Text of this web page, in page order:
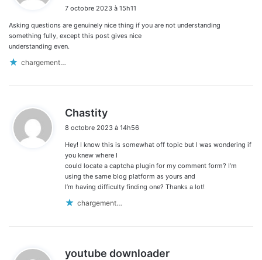
t
:
7 octobre 2023 à 15h11
Asking questions are genuinely nice thing if you are not understanding
something fully, except this post gives nice
understanding even.
chargement…
Chastity
t
:
8 octobre 2023 à 14h56
Hey! I know this is somewhat off topic but I was wondering if
you knew where I
could locate a captcha plugin for my comment form? I’m
using the same blog platform as yours and
I’m having difficulty finding one? Thanks a lot!
chargement…
youtube downloader